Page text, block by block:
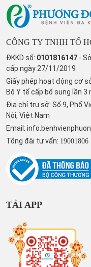
CÔNG TY TNHH TỔ
ĐKKD số: 0101816147 -
cấp ngày 27/11/2019
Giấy phép hoạt động cơ
Bộ Y tế cấp bổ sung lần
Địa chỉ trụ sở: Số 9, Phố
Nội, Việt Nam
Email:
Tổng đài tư vấn: 19001806
TẢI APP